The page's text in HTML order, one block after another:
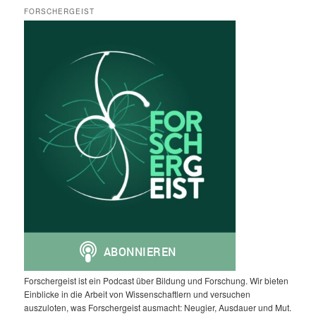
FORSCHERGEIST
Forschergeist ist ein Podcast über Bildung und Forschung. Wir bieten
Einblicke in die Arbeit von Wissenschaftlern und versuchen
auszuloten, was Forschergeist ausmacht: Neugier, Ausdauer und Mut.